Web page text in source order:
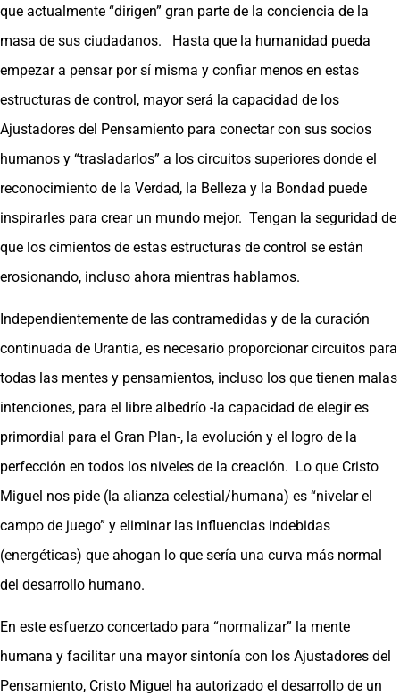
que actualmente “dirigen” gran parte de la conciencia de la
masa de sus ciudadanos. Hasta que la humanidad pueda
empezar a pensar por sí misma y confiar menos en estas
estructuras de control, mayor será la capacidad de los
Ajustadores del Pensamiento para conectar con sus socios
humanos y “trasladarlos” a los circuitos superiores donde el
reconocimiento de la Verdad, la Belleza y la Bondad puede
inspirarles para crear un mundo mejor. Tengan la seguridad de
que los cimientos de estas estructuras de control se están
erosionando, incluso ahora mientras hablamos.
Independientemente de las contramedidas y de la curación
continuada de Urantia, es necesario proporcionar circuitos para
todas las mentes y pensamientos, incluso los que tienen malas
intenciones, para el libre albedrío -la capacidad de elegir es
primordial para el Gran Plan-, la evolución y el logro de la
perfección en todos los niveles de la creación. Lo que Cristo
Miguel nos pide (la alianza celestial/humana) es “nivelar el
campo de juego” y eliminar las influencias indebidas
(energéticas) que ahogan lo que sería una curva más normal
del desarrollo humano.
En este esfuerzo concertado para “normalizar” la mente
humana y facilitar una mayor sintonía con los Ajustadores del
Pensamiento, Cristo Miguel ha autorizado el desarrollo de un